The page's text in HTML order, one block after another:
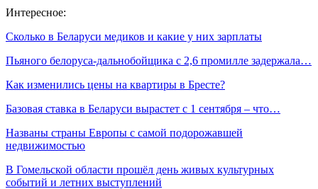
Интересное:
Сколько в Беларуси медиков и какие у них зарплаты
Пьяного белоруса-дальнобойщика с 2,6 промилле задержала…
Как изменились цены на квартиры в Бресте?
Базовая ставка в Беларуси вырастет с 1 сентября – что…
Названы страны Европы с самой подорожавшей
недвижимостью
В Гомельской области прошёл день живых культурных
событий и летних выступлений